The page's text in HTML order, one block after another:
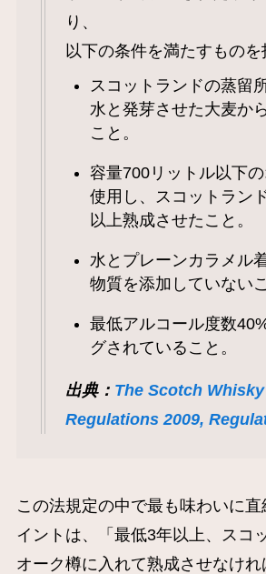
り、
以下の条件を満たすものを
スコットランドの蒸留
水と発芽させた大麦か
こと。
容量700リットル以下
使用し、スコットラン
以上熟成させたこと。
水とプレーンカラメル
物質を添加していないこ
最低アルコール度数
グされていること。
出典： The Scotch Whisky
Regulations 2009,
この法規定の中で最も味わいに
イントは、「最低3年以上、スコ
オーク樽に入れて熟成させなけれ